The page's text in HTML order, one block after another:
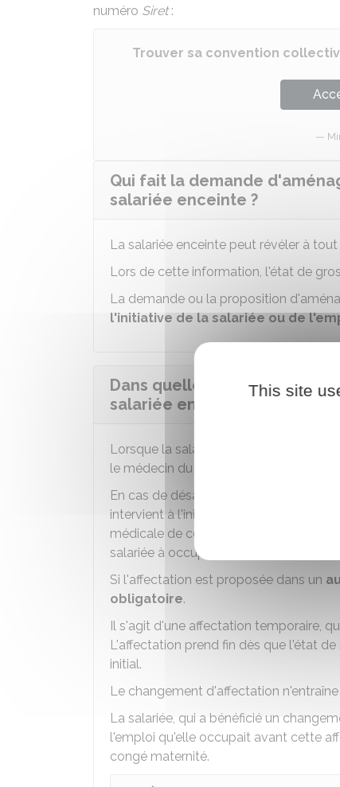
numéro Siret:
Trouver sa convention
Qui fait la demande
salariée enceinte ?
La salariée enceinte peut révéler à
Lors de cette information, l'état de
La demande ou la proposition
l'initiative de la salariée ou de
Dans quelles conditions
salariée enceinte est-il mis en
Lorsque la salariée et l'employeur
le médecin du travail n'est pas sollicité.
En cas de désaccord entre
intervient à l'initiative de l'employeur,
médicale de ce changement d'emploi.
salariée à occuper le nouvel emploi.
Si l'affectation est proposée dans un
obligatoire.
Il s'agit d'une affectation temporaire,
L'affectation prend fin dès que l'état
initial.
Le changement d'affectation
La salariée, qui a bénéficié un
l'emploi qu'elle occupait avant cette
congé maternité.
This site